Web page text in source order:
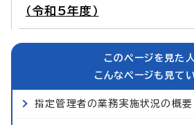
（令和5年度）
このページを見た
こんなページも見て
指定管理者の業務実施状況の概要